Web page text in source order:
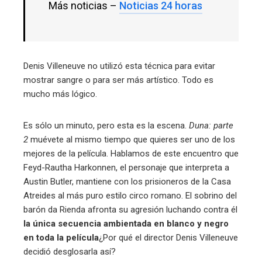
Más noticias – Noticias 24 horas
Denis Villeneuve no utilizó esta técnica para evitar
mostrar sangre o para ser más artístico. Todo es
mucho más lógico.
Es sólo un minuto, pero esta es la escena. Duna: parte
2 muévete al mismo tiempo que quieres ser uno de los
mejores de la película. Hablamos de este encuentro que
Feyd-Rautha Harkonnen, el personaje que interpreta a
Austin Butler, mantiene con los prisioneros de la Casa
Atreides al más puro estilo circo romano. El sobrino del
barón da Rienda afronta su agresión luchando contra él
la única secuencia ambientada en blanco y negro
en toda la película¿Por qué el director Denis Villeneuve
decidió desglosarla así?